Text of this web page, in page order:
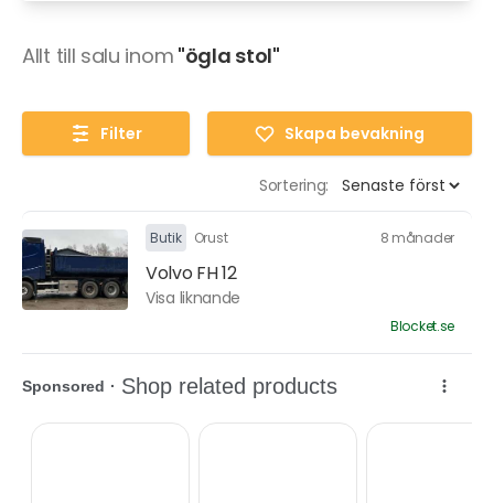
Allt till salu inom "ögla stol"
Filter Skapa bevakning
Sortering:
Butik Orust 8 månader
Volvo FH 12
Visa liknande
Blocket.se